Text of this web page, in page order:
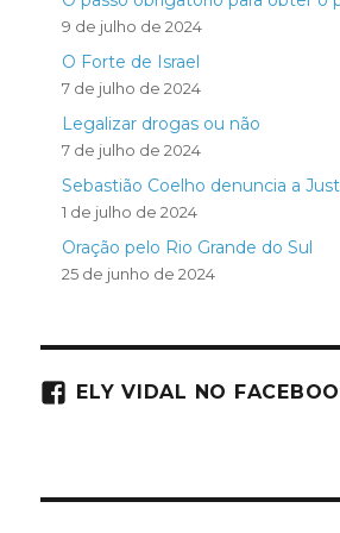
9 de julho de 2024
O Forte de Israel
7 de julho de 2024
Legalizar drogas ou não
7 de julho de 2024
Sebastião Coelho denuncia a
1 de julho de 2024
Oração pelo Rio Grande do Sul
25 de junho de 2024
ELY VIDAL NO